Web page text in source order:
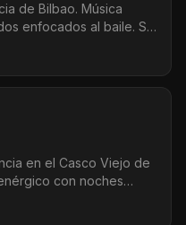
de Bilbao. Música
enfocados al baile. Se
encuentro central de la
Viejo de
noches
encuentro